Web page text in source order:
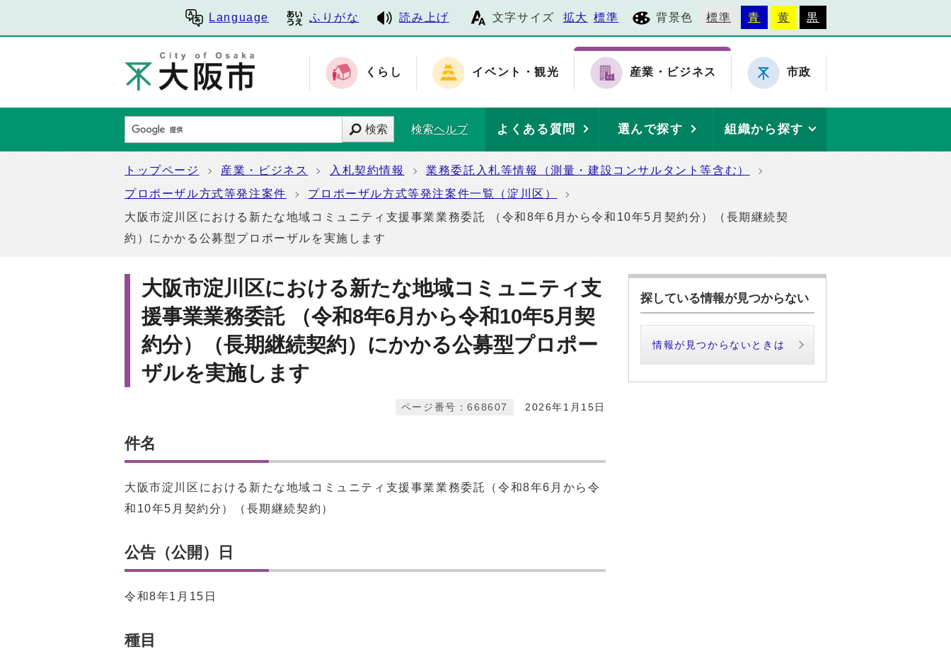
Language ふりがな 読み上げ 文字サイズ 拡大 標準 背景色 標準 青 黄 黒
くらし イベント・観光 産業・ビジネス 市政
検索 検索ヘルプ よくある質問 選んで探す 組織から探す
トップページ 産業・ビジネス 入札契約情報
業務委託入札等情報（測量・建設コンサルタント等含む）
プロポーザル方式等発注案件
プロポーザル方式等発注案件一覧（淀川区）
大阪市淀川区における新たな地域コミュニティ支援事業業務委託 （令和8年6月から令和10年5月契約分）（長期継続契
約）にかかる公募型プロポーザルを実施します
大阪市淀川区における新たな地域コミュニティ支
援事業業務委託 （令和8年6月から令和10年5月契
約分）（長期継続契約）にかかる公募型プロポー
ザルを実施します
2026年1月15日
ページ番号：668607
件名
大阪市淀川区における新たな地域コミュニティ支援事業業務委託（令和8年6月から令
和10年5月契約分）（長期継続契約）
公告（公開）日
令和8年1月15日
種目
探している情報が見つからない
情報が見つからないときは